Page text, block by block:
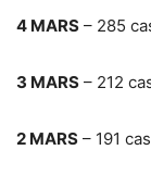
4 MARS – 285
3 MARS – 212
2 MARS – 191